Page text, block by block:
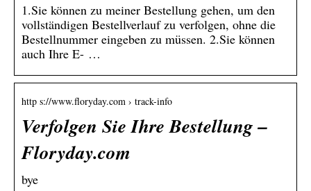
1.Sie können zu meiner Bestellung gehen, um den
vollständigen Bestellverlauf zu verfolgen, ohne die
Bestellnummer eingeben zu müssen. 2.Sie können
auch Ihre E- …
http s://www.floryday.com › track-info
Verfolgen Sie Ihre Bestellung –
Floryday.com
bye